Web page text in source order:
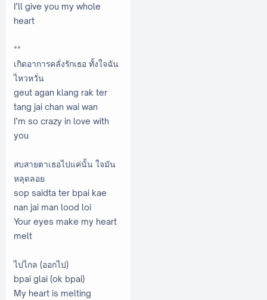
I’ll give you my whole
heart
**
เกิดอาการคลั่งรักเธอ ทั้งใจฉัน
ไหวหวั่น
geut agan klang rak ter
tang jai chan wai wan
I’m so crazy in love with
you
สบสายตาเธอไปแค่นั้น ใจมัน
หลุดลอย
sop saidta ter bpai kae
nan jai man lood loi
Your eyes make my heart
melt
ไปไกล (ออกไป)
bpai glai (ok bpai)
My heart is melting